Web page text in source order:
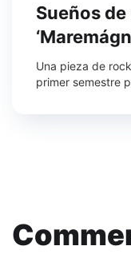
Sueños
Una pieza de
primer semestre